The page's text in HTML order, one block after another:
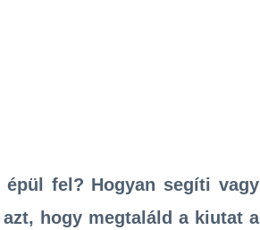
épül fel? Hogyan segíti vagy
hogy megtaláld a kiutat a